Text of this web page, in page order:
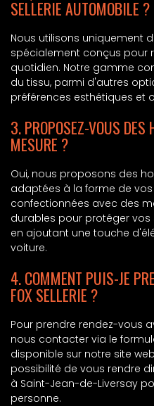
SELLERIE AUTOMOBILE ?
Nous utilisons uniquement
spécialement conçus pour
quotidien. Notre gamme
du tissu, parmi d'autres
préférences esthétiques et
3. PROPOSEZ-VOUS DES
MESURE ?
Oui, nous proposons des
adaptées à la forme de
confectionnées avec des
durables pour protéger
en ajoutant une touche
voiture.
4. COMMENT PUIS-JE
FOX SELLERIE ?
Pour prendre rendez-vous
nous contacter via le
disponible sur notre site
possibilité de vous rendre
à Saint-Jean-de-Liversay
personne.